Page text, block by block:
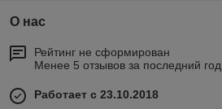
О нас
Рейтинг не сформирован
Менее 5 отзывов за последний год
Работает с 23.10.2018